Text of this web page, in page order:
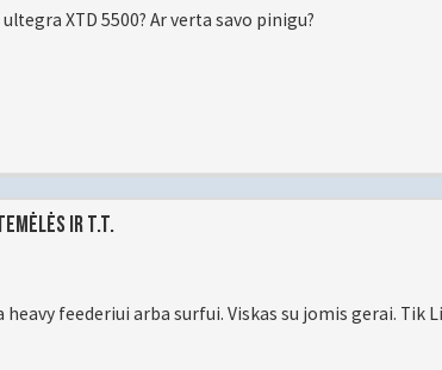
XTD 5500? Ar verta savo pinigu?
ir t.t.
heavy feederiui arba surfui. Viskas su jomis gerai.